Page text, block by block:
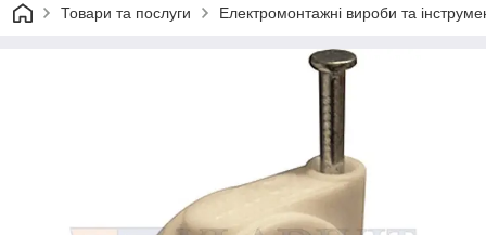
Товари та послуги Електромонтажні вироби та